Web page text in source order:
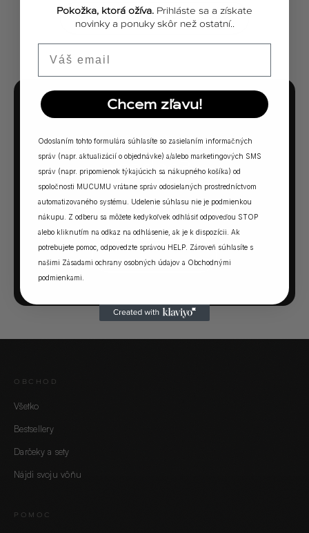
ZOBRAZIŤ VŠETKY PRÍBEHY
MUCUMU KVÍZ
Ktorá vôňa Vám
sadne?
5 otázok. Jedna odpoveď. Vaša ideálna MUCUMU
vôňa.
OBCHOD
Všetko
Bestsellery
Darčeky a sety
Nájdi svoju vôňu
POMOC
Pokožka, ktorá ožíva. Prihláste sa a získate
novinky a ponuky skôr než ostatní..
Chcem zľavu!
Odoslaním tohto formulára súhlasíte so zasielaním informačných
správ (napr. aktualizácií o objednávke) a/alebo marketingových SMS
správ (napr. pripomienok týkajúcich sa nákupného košíka) od
spoločnosti MUCUMU vrátane správ odosielaných prostredníctvom
automatizovaného systému. Udelenie súhlasu nie je podmienkou
nákupu. Z odberu sa môžete kedykoľvek odhlásiť odpoveďou STOP
alebo kliknutím na odkaz na odhlásenie, ak je k dispozícii. Ak
potrebujete pomoc, odpovedzte správou HELP. Zároveň súhlasíte s
našimi Zásadami ochrany osobných údajov a Obchodnými
podmienkami